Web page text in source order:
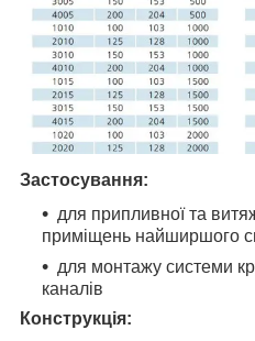
Застосування:
для припливної та
приміщень найширшого
для монтажу системи
каналів
Конструкція: